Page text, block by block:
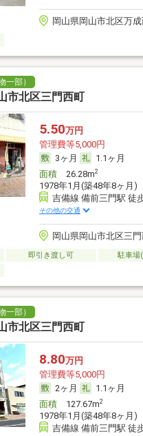
岡山県岡山市北区万
一部）
市北区三門西町
5.50万円
管理費等5,000円
3ヶ月
1.1ヶ月
面積26.28m2
1978年1月(築48年8ヶ月)
吉備線 備前三門駅 徒
その他の交通
岡山県岡山市北区三
即引き渡し可
駐車場
一部）
市北区三門西町
8.80万円
管理費等5,000円
2ヶ月
1.1ヶ月
面積127.67m2
1978年1月(築48年8ヶ月)
吉備線 備前三門駅 徒